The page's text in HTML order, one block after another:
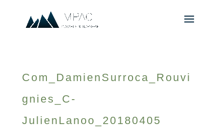
Com_DamienSurroca_Rouvi
gnies_C-
JulienLanoo_20180405